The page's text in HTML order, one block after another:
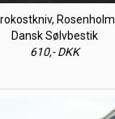
Rosenholm
Dansk Sølvbestik
610,- DKK